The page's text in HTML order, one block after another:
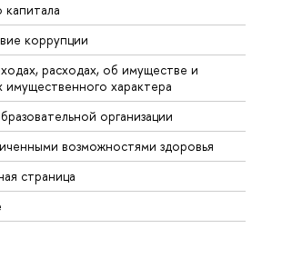
коррупции
расходах, об имуществе и
имущественного характера
организации
возможностями здоровья
страница